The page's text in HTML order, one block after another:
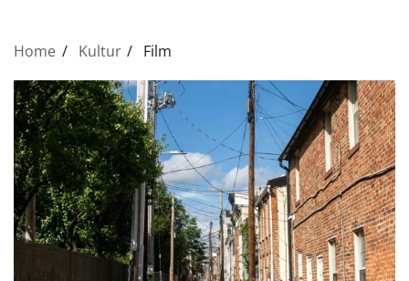
Home Kultur Film